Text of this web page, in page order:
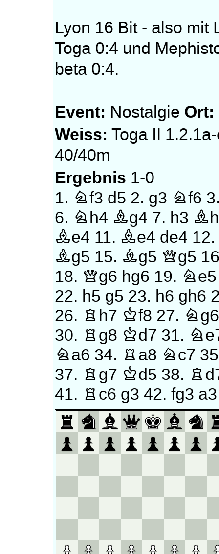
Lyon 16 Bit - also mit
Toga 0:4 und
beta 0:4.
Event: Nostalgie Ort:
Weiss: Toga II
40/40m
Ergebnis 1-0
1. Nf3 d5 2. g3 Nf6
6. Nh4 Bg4 7. h3
Be4 11. Be4 de4
Bg5 15. Bg5 Qg5
18. Qg6 hg6 19. Ne5
22. h5 g5 23. h6 gh6
26. Rh7 Kf8 27. Ng6
30. Rg8 Kd7 31.
Na6 34. Ra8 Nc7
37. Rg7 Kd5 38.
41. Rc6 g3 42.fg3 a3